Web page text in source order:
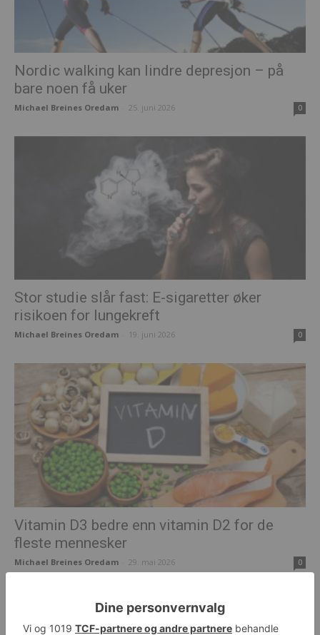
Nordic walking kan lindre depresjon – på
bare noen få uker
Michael Breines Oredam 25. juni 2026 0
Stor studie slår fast: E-sigaretter øker
risikoen for lungekreft
Michael Breines Oredam 19. juni 2026 0
Vitamin D3 bedre enn vitamin D2 for de
fleste mennesker
Michael Breines Oredam 29. mai 2026 0